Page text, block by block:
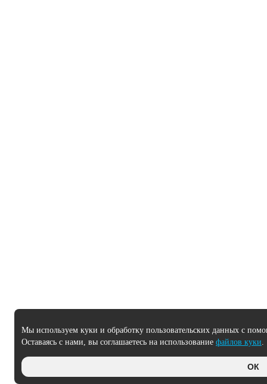
Мы используем куки и обработку пользовательских данных с
Оставаясь с нами, вы соглашаетесь на использование файлов куки.
ОК